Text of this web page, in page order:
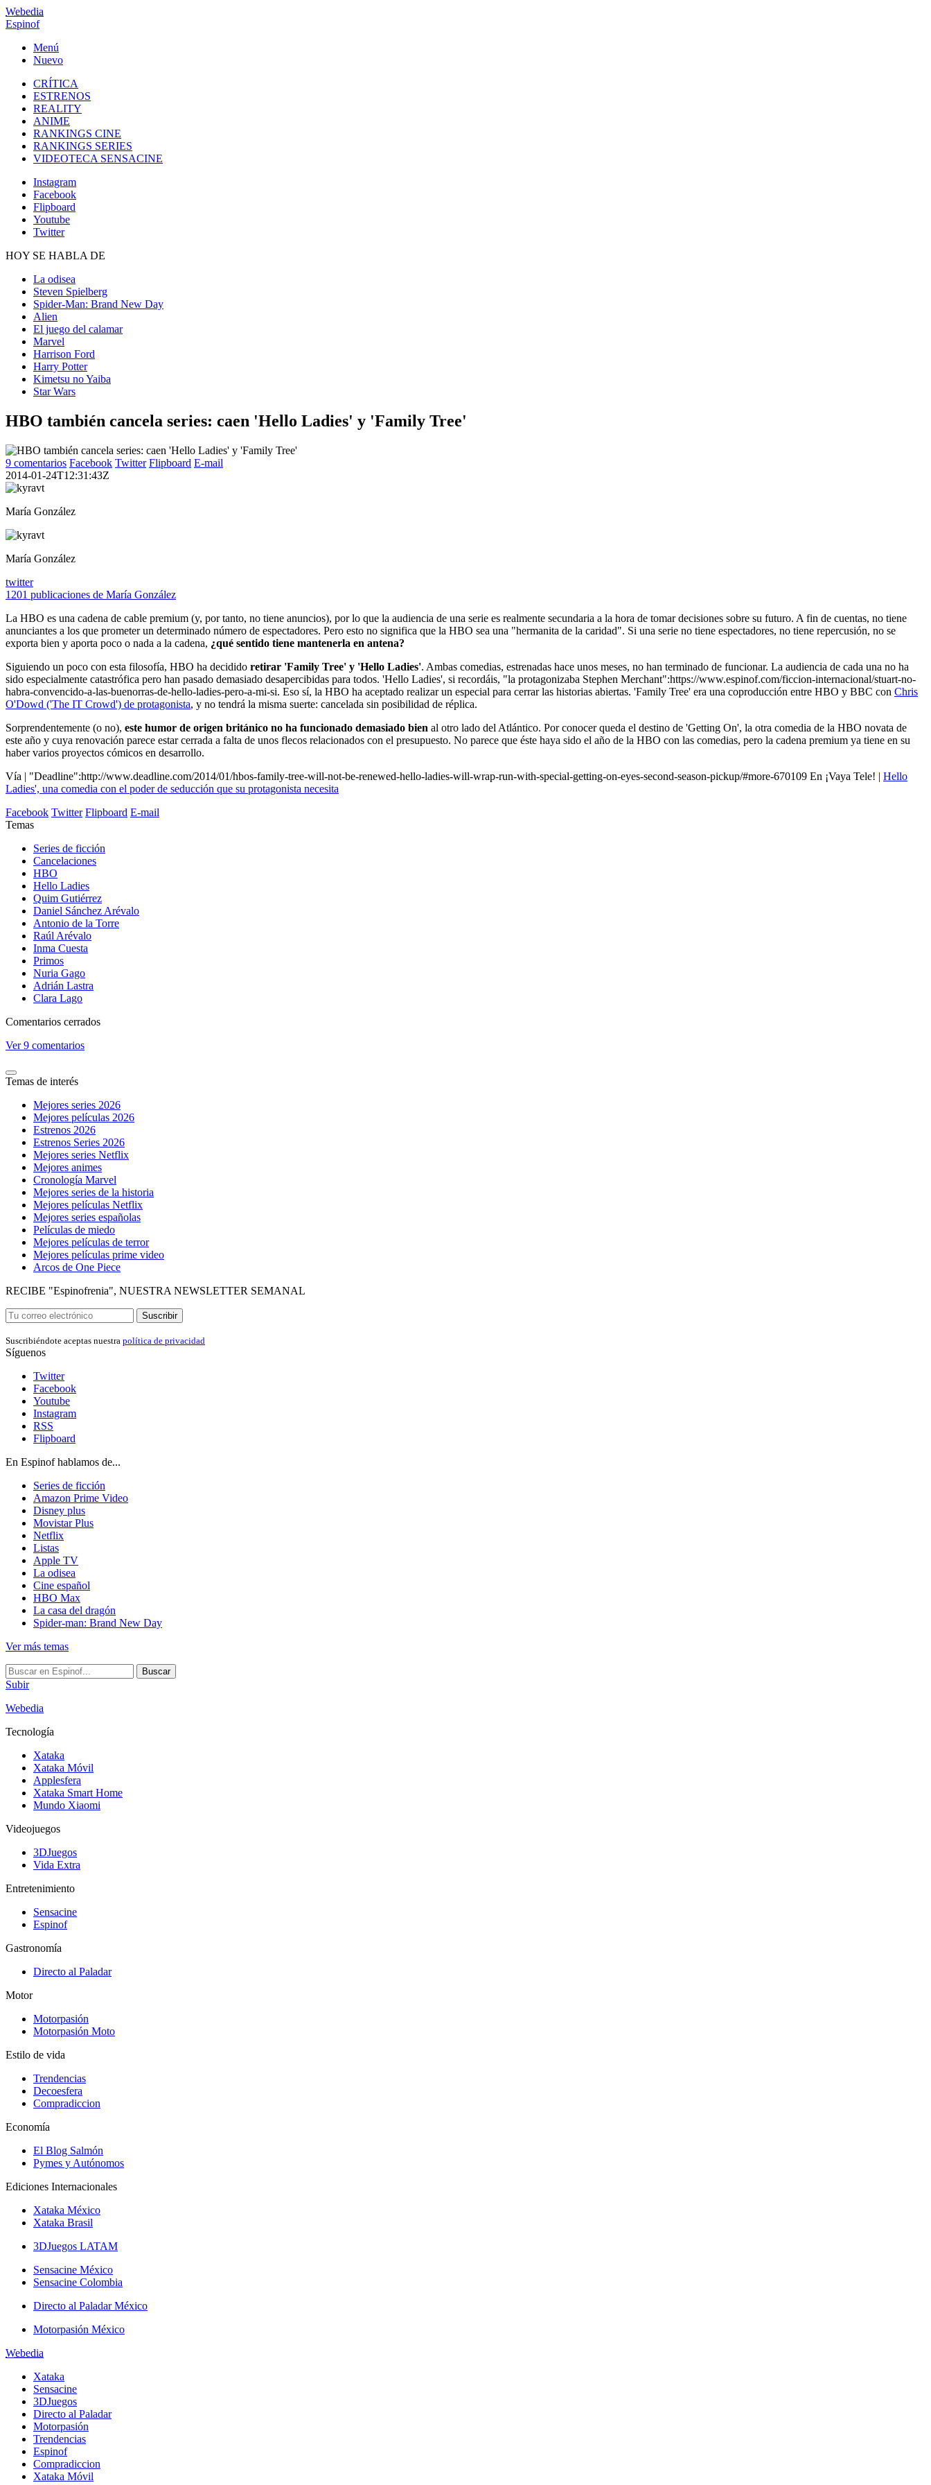
Webedia
Espinof
Menú
Nuevo
CRÍTICA
ESTRENOS
REALITY
ANIME
RANKINGS CINE
RANKINGS SERIES
VIDEOTECA SENSACINE
Instagram
Facebook
Flipboard
Youtube
Twitter
HOY SE HABLA DE
La odisea
Steven Spielberg
Spider-Man: Brand New Day
Alien
El juego del calamar
Marvel
Harrison Ford
Harry Potter
Kimetsu no Yaiba
Star Wars
HBO también cancela series: caen 'Hello Ladies' y 'Family Tree'
9 comentarios Facebook Twitter Flipboard E-mail
2014-01-24T12:31:43Z
María González
María González
twitter
1201 publicaciones de María González
La HBO es una cadena de cable premium (y, por tanto, no tiene anuncios), por lo que la audiencia de una serie es realmente secundaria a la hora de tomar decisiones sobre su futuro. A fin de cuentas, no tiene
anunciantes a los que prometer un determinado número de espectadores. Pero esto no significa que la HBO sea una "hermanita de la caridad". Si una serie no tiene espectadores, no tiene repercusión, no se
exporta bien y aporta poco o nada a la cadena, ¿qué sentido tiene mantenerla en antena?
Siguiendo un poco con esta filosofía, HBO ha decidido retirar 'Family Tree' y 'Hello Ladies'. Ambas comedias, estrenadas hace unos meses, no han terminado de funcionar. La audiencia de cada una no ha
sido especialmente catastrófica pero han pasado demasiado desapercibidas para todos. 'Hello Ladies', si recordáis, "la protagonizaba Stephen Merchant":https://www.espinof.com/ficcion-internacional/stuart-no-
habra-convencido-a-las-buenorras-de-hello-ladies-pero-a-mi-si. Eso sí, la HBO ha aceptado realizar un especial para cerrar las historias abiertas. 'Family Tree' era una coproducción entre HBO y BBC con Chris
O'Dowd ('The IT Crowd') de protagonista, y no tendrá la misma suerte: cancelada sin posibilidad de réplica.
Sorprendentemente (o no), este humor de origen británico no ha funcionado demasiado bien al otro lado del Atlántico. Por conocer queda el destino de 'Getting On', la otra comedia de la HBO novata de
este año y cuya renovación parece estar cerrada a falta de unos flecos relacionados con el presupuesto. No parece que éste haya sido el año de la HBO con las comedias, pero la cadena premium ya tiene en su
haber varios proyectos cómicos en desarrollo.
Vía | "Deadline":http://www.deadline.com/2014/01/hbos-family-tree-will-not-be-renewed-hello-ladies-will-wrap-run-with-special-getting-on-eyes-second-season-pickup/#more-670109 En ¡Vaya Tele! | Hello
Ladies', una comedia con el poder de seducción que su protagonista necesita
Facebook Twitter Flipboard E-mail
Temas
Series de ficción
Cancelaciones
HBO
Hello Ladies
Quim Gutiérrez
Daniel Sánchez Arévalo
Antonio de la Torre
Raúl Arévalo
Inma Cuesta
Primos
Nuria Gago
Adrián Lastra
Clara Lago
Comentarios cerrados
Ver9 comentarios
Temas de interés
Mejores series 2026
Mejores películas 2026
Estrenos 2026
Estrenos Series 2026
Mejores series Netflix
Mejores animes
Cronología Marvel
Mejores series de la historia
Mejores películas Netflix
Mejores series españolas
Películas de miedo
Mejores películas de terror
Mejores películas prime video
Arcos de One Piece
RECIBE "Espinofrenia", NUESTRA NEWSLETTER SEMANAL
Suscribir
Suscribiéndote aceptas nuestra política de privacidad
Síguenos
Twitter
Facebook
Youtube
Instagram
RSS
Flipboard
En Espinof hablamos de...
Series de ficción
Amazon Prime Video
Disney plus
Movistar Plus
Netflix
Listas
Apple TV
La odisea
Cine español
HBO Max
La casa del dragón
Spider-man: Brand New Day
Ver más temas
Buscar
Subir
Webedia
Tecnología
Xataka
Xataka Móvil
Applesfera
Xataka Smart Home
Mundo Xiaomi
Videojuegos
3DJuegos
Vida Extra
Entretenimiento
Sensacine
Espinof
Gastronomía
Directo al Paladar
Motor
Motorpasión
Motorpasión Moto
Estilo de vida
Trendencias
Decoesfera
Compradiccion
Economía
El Blog Salmón
Pymes y Autónomos
Ediciones Internacionales
Xataka México
Xataka Brasil
3DJuegos LATAM
Sensacine México
Sensacine Colombia
Directo al Paladar México
Motorpasión México
Webedia
Xataka
Sensacine
3DJuegos
Directo al Paladar
Motorpasión
Trendencias
Espinof
Compradiccion
Xataka Móvil